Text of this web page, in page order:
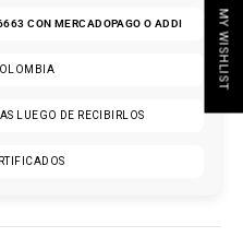
CON MERCADOPAGO O ADDI
LUEGO DE RECIBIRLOS
MY WISHLIST